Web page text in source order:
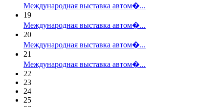
Международная выставка автом�...
19
Международная выставка автом�...
20
Международная выставка автом�...
21
Международная выставка автом�...
22
23
24
25